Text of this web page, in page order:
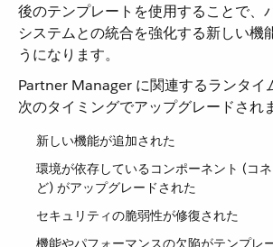
後のテンプレートを使用することで、
システムとの統合を強化する新しい機
うになります。
Partner Manager に関連するランタイ
次のタイミングでアップグレードされ
新しい機能が追加された
環境が依存しているコンポーネント (コ
ど) がアップグレードされた
セキュリティの脆弱性が修復された
機能やパフォーマンスの欠陥がテンプレ